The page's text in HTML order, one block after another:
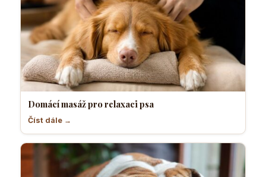
Domácí masáž pro relaxaci psa
Číst dále →